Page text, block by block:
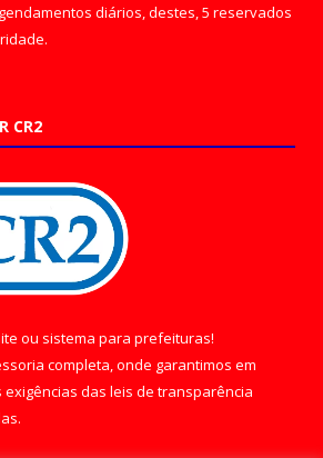
diários, destes, 5 reservados
CR2
ou sistema para prefeituras!
completa, onde garantimos em
das leis de transparência